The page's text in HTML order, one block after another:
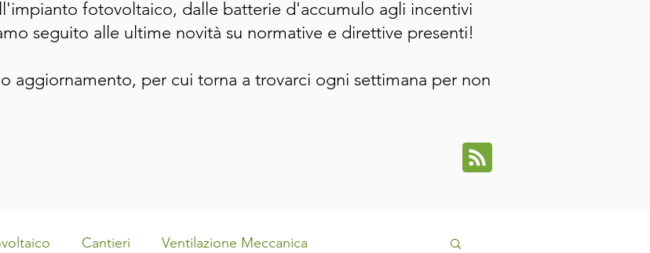
fotovoltaico, dalle batterie d'accumulo agli incentivi
seguito alle ultime novità su normative e direttive presenti!
aggiornamento, per cui torna a trovarci ogni settimana per non
Cantieri Ventilazione Meccanica